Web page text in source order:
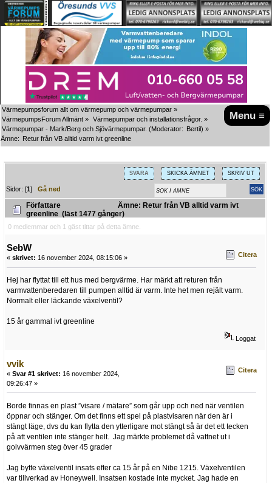
Menu ≡
Värmepumpsforum allt om värmepump och värmepumpar »
VärmepumpsForum Allmänt » Värmepumpar och installationsfrågor. »
Värmepumpar - Mark/Berg och Sjövärmepumpar. (Moderator: Bertil) »
Ämne: Retur från VB alltid varm ivt greenline
SVARA SKICKA ÄMNET SKRIV UT
Sidor: [1]Gå ned
Författare
Ämne: Retur från VB alltid varm ivt
greenline (läst 1477 gånger)
0 medlemmar och 1 gäst tittar på detta ämne.
SebW
« skrivet: 16 november 2024, 08:15:06 » Citera
Hej har flyttat till ett hus med bergvärme. Har märkt att returen från
varmvattenberedaren till pumpen alltid är varm. Inte het men rejält varm.
Normalt eller läckande växelventil?
15 år gammal ivt greenline
Loggat
vvik
« Svar #1 skrivet: 16 november 2024,
09:26:47 »
Citera
Borde finnas en plast ”visare / mätare” som går upp och ned när ventilen
öppnar och stänger. Om det finns ett spel på plastvisaren när den är i
stängt läge, dvs du kan flytta den ytterligare mot stängt så är det ett tecken
på att ventilen inte stänger helt. Jag märkte problemet då vattnet ut i
golvvärmen steg över 45 grader
Jag bytte växelventil insats efter ca 15 år på en Nibe 1215. Växelventilen
var tillverkad av Honeywell. Insatsen kostade inte mycket. Jag hade en